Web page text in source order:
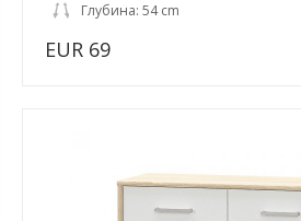
Глубина: 54 cm
EUR 69